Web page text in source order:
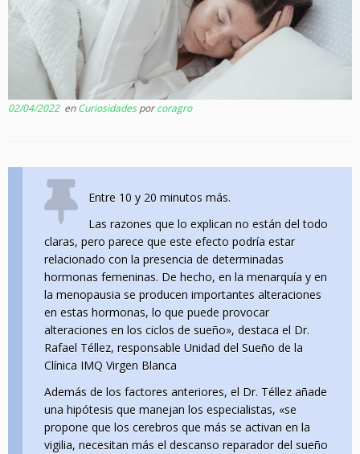
02/04/2022enCuriosidadesporcoragro
Entre 10 y 20 minutos más.
Las razones que lo explican no están del todo
claras, pero parece que este efecto podría estar
relacionado con la presencia de determinadas
hormonas femeninas. De hecho, en la menarquía y en
la menopausia se producen importantes alteraciones
en estas hormonas, lo que puede provocar
alteraciones en los ciclos de sueño», destaca el Dr.
Rafael Téllez, responsable Unidad del Sueño de la
Clínica IMQ Virgen Blanca
Además de los factores anteriores, el Dr. Téllez añade
una hipótesis que manejan los especialistas, «se
propone que los cerebros que más se activan en la
vigilia, necesitan más el descanso reparador del sueño